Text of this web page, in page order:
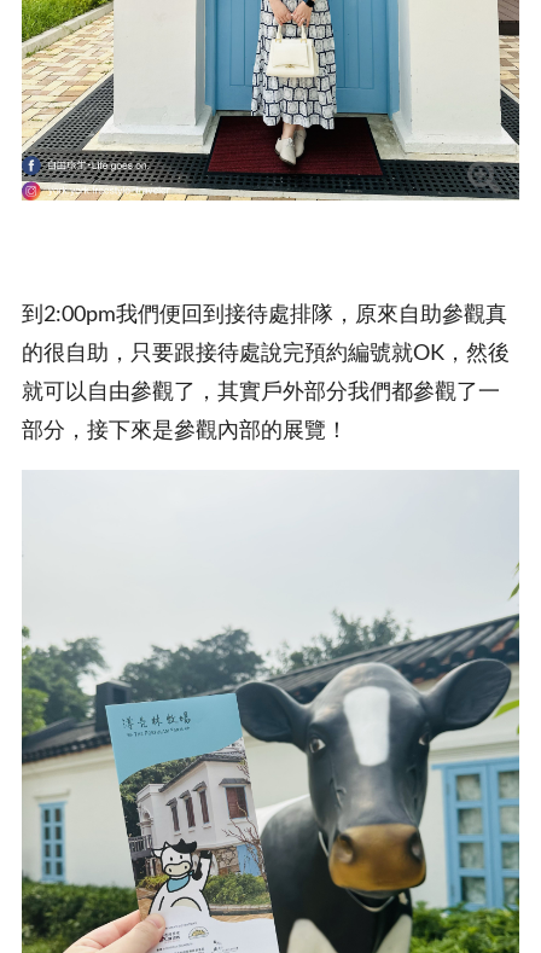
到2:00pm我們便回到接待處排隊，原來自助參觀真
的很自助，只要跟接待處說完預約編號就OK，然後
就可以自由參觀了，其實戶外部分我們都參觀了一
部分，接下來是參觀內部的展覽！